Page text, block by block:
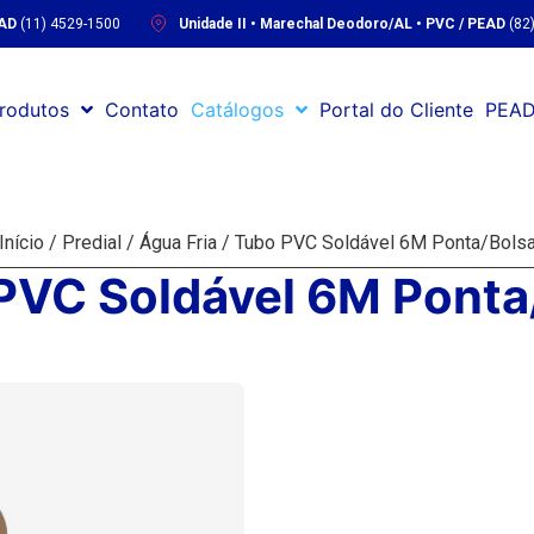
(11) 4529-1500 Unidade II • Marechal Deodoro/AL • PVC / PEAD
Contato Catálogos Portal do Cliente
/ Predial/ Água Fria/ Tubo PVC Soldável 6M Ponta/
Soldável 6M